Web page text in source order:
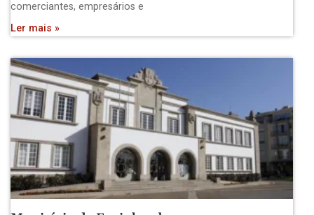
comerciantes, empresários e
Ler mais »